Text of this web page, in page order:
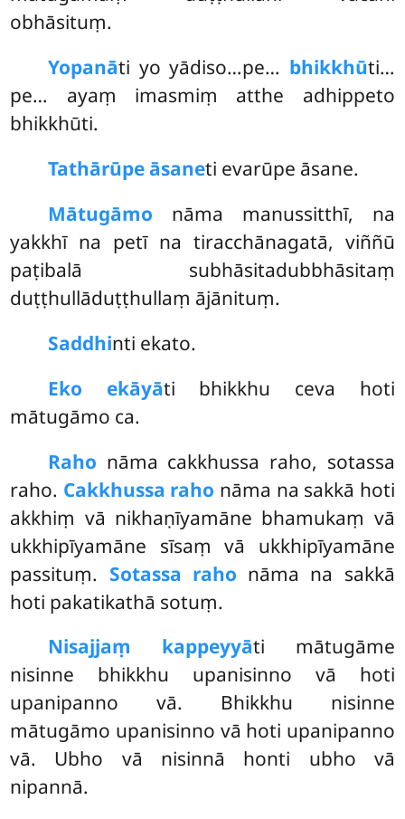
obhāsituṃ.
Yopanāti yo yādiso…pe… bhikkhūti…
pe… ayaṃ imasmiṃ atthe adhippeto
bhikkhūti.
Tathārūpe āsaneti evarūpe āsane.
Mātugāmo nāma manussitthī, na
yakkhī na petī na tiracchānagatā, viññū
paṭibalā subhāsitadubbhāsitaṃ
duṭṭhullāduṭṭhullaṃ ājānituṃ.
Saddhinti ekato.
Eko ekāyāti bhikkhu ceva hoti
mātugāmo ca.
Raho nāma cakkhussa raho, sotassa
raho. Cakkhussa raho nāma na sakkā hoti
akkhiṃ vā nikhaṇīyamāne bhamukaṃ vā
ukkhipīyamāne sīsaṃ vā ukkhipīyamāne
passituṃ. Sotassa raho nāma na sakkā
hoti pakatikathā sotuṃ.
Nisajjaṃ kappeyyāti mātugāme
nisinne bhikkhu upanisinno vā hoti
upanipanno vā. Bhikkhu nisinne
mātugāmo upanisinno vā hoti upanipanno
vā. Ubho vā nisinnā honti ubho vā
nipannā.